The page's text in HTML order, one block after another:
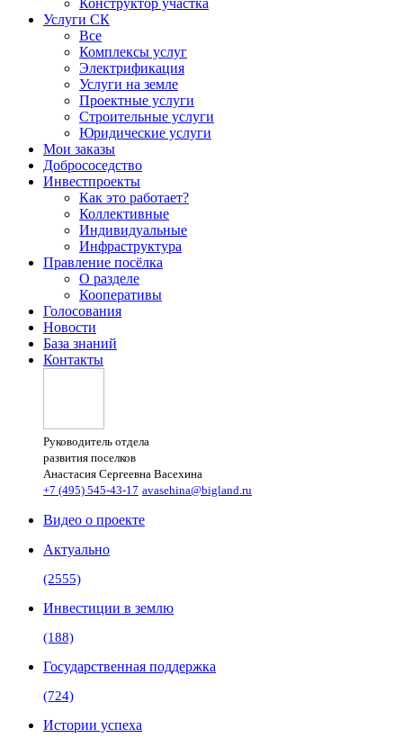
Конструктор участка
Услуги СК
Все
Комплексы услуг
Электрификация
Услуги на земле
Проектные услуги
Строительные услуги
Юридические услуги
Мои заказы
Добрососедство
Инвестпроекты
Как это работает?
Коллективные
Индивидуальные
Инфраструктура
Правление посёлка
О разделе
Кооперативы
Голосования
Новости
База знаний
Контакты
Руководитель отдела
развития поселков
Анастасия Сергеевна Васехина
+7 (495) 545-43-17 avasehina@bigland.ru
Видео о проекте
Актуально
(2555)
Инвестиции в землю
(188)
Государственная поддержка
(724)
Истории успеха